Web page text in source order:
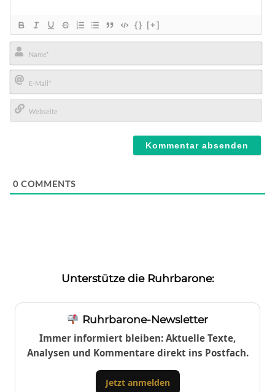
{} [+]
Name*
E-
Mail*
0 COMMENTS
Unterstütze die Ruhrbarone:
Ruhrbarone-Newsletter
Immer informiert bleiben: Aktuelle Texte,
Analysen und Kommentare direkt ins Postfach.
Jetzt anmelden